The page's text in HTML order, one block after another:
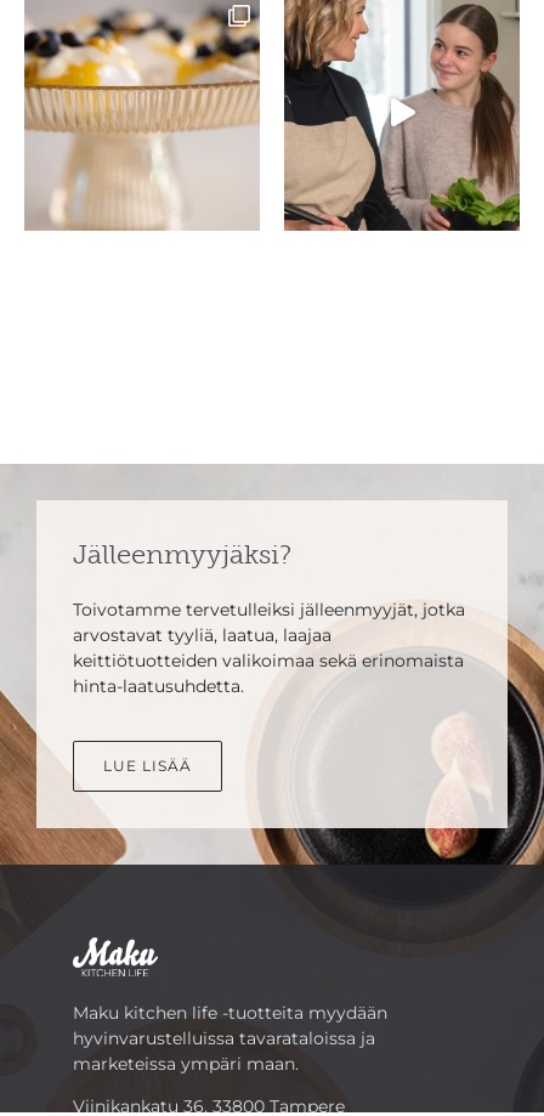
Jälleenmyyjäksi?
Toivotamme tervetulleiksi jälleenmyyjät, jotka
arvostavat tyyliä, laatua, laajaa
keittiötuotteiden valikoimaa sekä erinomaista
hinta-laatusuhdetta.
LUE LISÄÄ
Maku kitchen life -tuotteita myydään
hyvinvarustelluissa tavarataloissa ja
marketeissa ympäri maan.
Viinikankatu 36, 33800 Tampere